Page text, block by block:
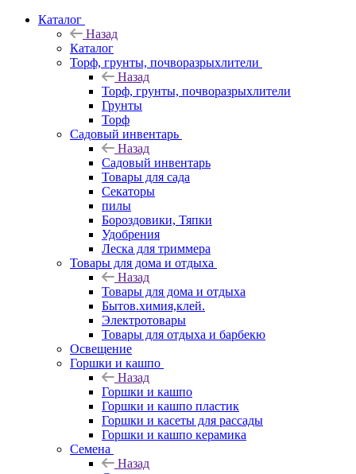
Каталог
Назад
Каталог
Торф, грунты, почворазрыхлители
Назад
Торф, грунты, почворазрыхлители
Грунты
Торф
Садовый инвентарь
Назад
Садовый инвентарь
Товары для сада
Секаторы
пилы
Бороздовики, Тяпки
Удобрения
Леска для триммера
Товары для дома и отдыха
Назад
Товары для дома и отдыха
Бытов.химия,клей.
Электротовары
Товары для отдыха и барбекю
Освещение
Горшки и кашпо
Назад
Горшки и кашпо
Горшки и кашпо пластик
Горшки и касеты для рассады
Горшки и кашпо керамика
Семена
Назад